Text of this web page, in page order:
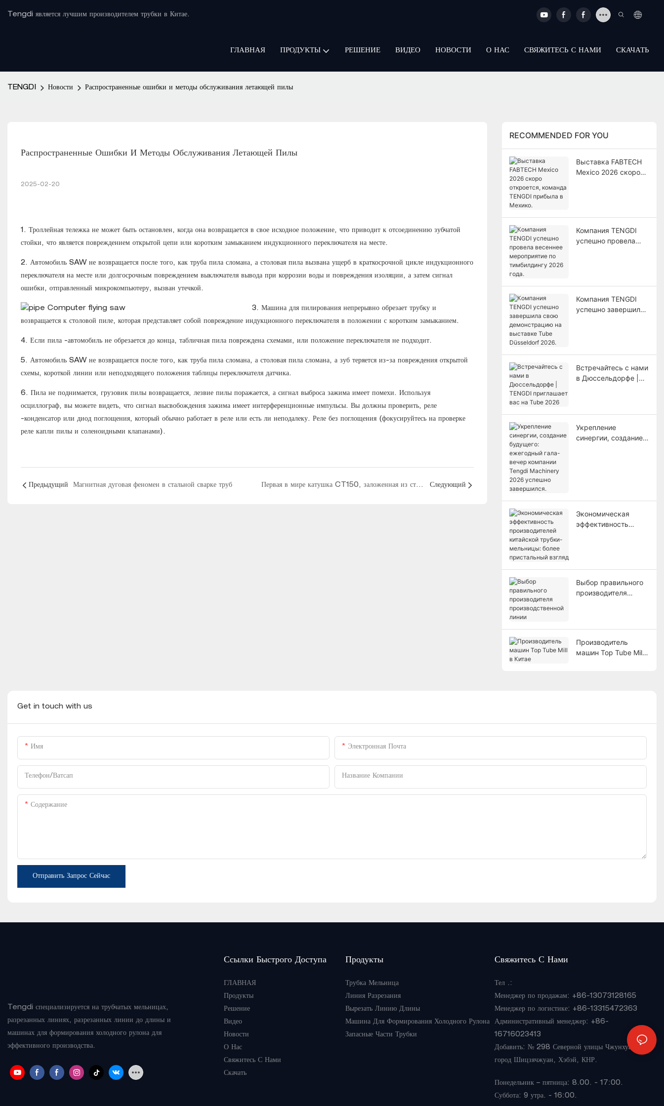
Tengdi является лучшим производителем трубки в Китае.
ГЛАВНАЯ ПРОДУКТЫ РЕШЕНИЕ ВИДЕО НОВОСТИ О НАС СВЯЖИТЕСЬ С НАМИ СКАЧАТЬ
TENGDI Новости Распространенные ошибки и методы обслуживания летающей пилы
Распространенные Ошибки И Методы Обслуживания Летающей Пилы
2025-02-20
1. Троллейная тележка не может быть остановлен, когда она возвращается в свое исходное положение, что приводит к отсоединению зубчатой ​​
стойки, что является повреждением открытой цепи или коротким замыканием индукционного переключателя на месте.
2. Автомобиль SAW не возвращается после того, как труба пила сломана, а столовая пила вызвана ущерб в краткосрочной цикле индукционного
переключателя на месте или долгосрочным повреждением выключателя вывода при коррозии воды и повреждения изоляции, а затем сигнал
ошибки, отправленный микрокомпьютеру, вызван утечкой.
3. Машина для пилирования непрерывно обрезает трубку и
возвращается к столовой пиле, которая представляет собой повреждение индукционного переключателя в положении с коротким замыканием.
4. Если пила -автомобиль не обрезается до конца, табличная пила повреждена схемами, или положение переключателя не подходит.
5. Автомобиль SAW не возвращается после того, как труба пила сломана, а столовая пила сломана, а зуб теряется из-за повреждения открытой
схемы, короткой линии или неподходящего положения таблицы переключателя датчика.
6. Пила не поднимается, грузовик пилы возвращается, лезвие пилы поражается, а сигнал выброса зажима имеет помехи. Используя
осциллограф, вы можете видеть, что сигнал высвобождения зажима имеет интерференционные импульсы. Вы должны проверить, реле
-конденсатор или диод поглощения, который обычно работает в реле или есть ли неподалеку. Реле без поглощения (фокусируйтесь на проверке
реле капли пилы и соленоидными клапанами).
Предыдущий Магнитная дуговая феномен в стальной сварке труб Первая в мире катушка CT150, заложенная из стальной трубы Baoji Следующий
RECOMMENDED FOR YOU
Выставка FABTECH
Mexico 2026 скоро
Компания TENGDI
успешно провела
Компания TENGDI
успешно завершила
Встречайтесь с нами
в Дюссельдорфе |
Укрепление
синергии, создание
завершился.
Экономическая
эффективность
Выбор правильного
производителя
Производитель
машин Top Tube Mill
Get in touch with us
Имя Электронная Почта
Телефон/Ватсап Название Компании
Содержание
Отправить Запрос Сейчас
Tengdi специализируется на трубчатых мельницах,
разрезанных линиях, разрезанных линии до длины и
машинах для формирования холодного рулона для
эффективного производства.
Ссылки Быстрого Доступа
ГЛАВНАЯ
Продукты
Решение
Видео
Новости
О Нас
Свяжитесь С Нами
Скачать
Продукты
Трубка Мельница
Линия Разрезания
Вырезать Линию Длины
Машина Для Формирования Холодного Рулона
Запасные Части Трубки
Свяжитесь С Нами
Тел.:
Менеджер по продажам: +86-13073128165
Менеджер по логистике: +86-13315472363
Административный менеджер: +86-
16716023413
Добавить: № 298 Северной улицы Чжунхуа,
город Шицзячжуан, Хэбэй, КНР.
Понедельник – пятница: 8.00. - 17:00.
Суббота: 9 утра. - 16:00.